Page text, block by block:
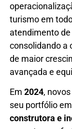
turismo em
atendimento de
consolidando a
de maior
avançada e
Em 2024,
seu portfólio
construtora e